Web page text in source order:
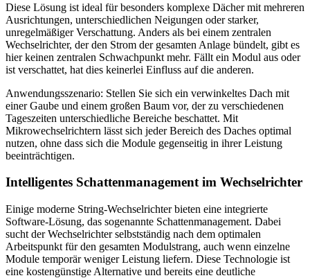
Diese Lösung ist ideal für besonders komplexe Dächer mit mehreren
Ausrichtungen, unterschiedlichen Neigungen oder starker,
unregelmäßiger Verschattung. Anders als bei einem zentralen
Wechselrichter, der den Strom der gesamten Anlage bündelt, gibt es
hier keinen zentralen Schwachpunkt mehr. Fällt ein Modul aus oder
ist verschattet, hat dies keinerlei Einfluss auf die anderen.
Anwendungsszenario: Stellen Sie sich ein verwinkeltes Dach mit
einer Gaube und einem großen Baum vor, der zu verschiedenen
Tageszeiten unterschiedliche Bereiche beschattet. Mit
Mikrowechselrichtern lässt sich jeder Bereich des Daches optimal
nutzen, ohne dass sich die Module gegenseitig in ihrer Leistung
beeinträchtigen.
Intelligentes Schattenmanagement im Wechselrichter
Einige moderne String-Wechselrichter bieten eine integrierte
Software-Lösung, das sogenannte Schattenmanagement. Dabei
sucht der Wechselrichter selbstständig nach dem optimalen
Arbeitspunkt für den gesamten Modulstrang, auch wenn einzelne
Module temporär weniger Leistung liefern. Diese Technologie ist
eine kostengünstige Alternative und bereits eine deutliche